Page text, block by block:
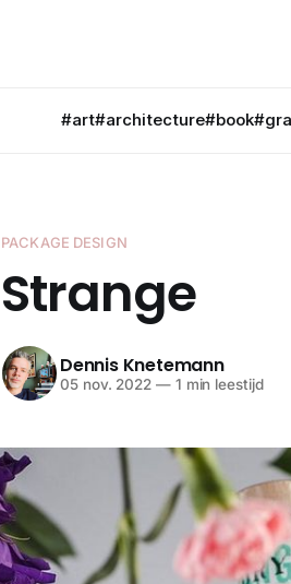
#art#architecture#book
PACKAGE DESIGN
Strange
Dennis Knetemann
05 nov. 2022 —1 min leestijd